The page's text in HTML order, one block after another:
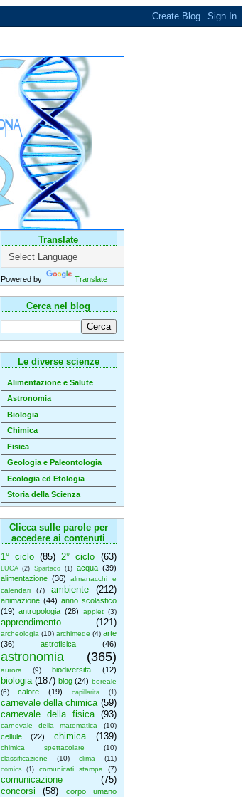
Translate
Powered by Translate
Cerca nel blog
Le diverse scienze
Alimentazione e Salute
Astronomia
Biologia
Chimica
Fisica
Geologia e Paleontologia
Ecologia ed Etologia
Storia della Scienza
Clicca sulle parole per
accedere ai contenuti
1° ciclo (85) 2° ciclo (63)
LUCA (2) Spartaco (1) acqua (39)
alimentazione (36)
almanacchi e
calendari
(7) ambiente (212)
animazione (44) anno scolastico
(19) antropologia (28) applet (3)
apprendimento (121)
archeologia (10) archimede (4) arte
(36)
astrofisica (46)
astronomia (365)
aurora (9) biodiversita (12)
biologia (187) blog (24) boreale
(6)
calore (19) capillarita (1)
carnevale della chimica (59)
carnevale della fisica
(93)
carnevale della matematica (10)
cellule (22) chimica (139)
chimica spettacolare
(10)
classificazione
(10) clima (11)
comics (1) comunicati stampa (7)
comunicazione
(75)
concorsi
(58)
corpo umano